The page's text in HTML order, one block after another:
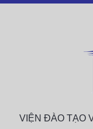
VIỆN ĐÀO TẠO